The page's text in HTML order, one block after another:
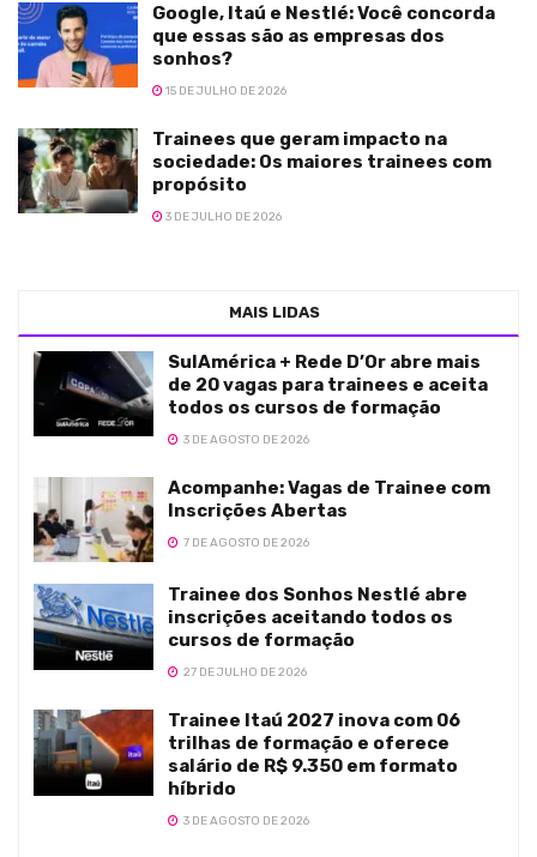
Google, Itaú e Nestlé: Você concorda
que essas são as empresas dos
sonhos?
15 DE JULHO DE 2026
Trainees que geram impacto na
sociedade: Os maiores trainees com
propósito
3 DE JULHO DE 2026
MAIS LIDAS
SulAmérica + Rede D’Or abre mais
de 20 vagas para trainees e aceita
todos os cursos de formação
3 DE AGOSTO DE 2026
Acompanhe: Vagas de Trainee com
Inscrições Abertas
7 DE AGOSTO DE 2026
Trainee dos Sonhos Nestlé abre
inscrições aceitando todos os
cursos de formação
27 DE JULHO DE 2026
Trainee Itaú 2027 inova com 06
trilhas de formação e oferece
salário de R$ 9.350 em formato
híbrido
3 DE AGOSTO DE 2026